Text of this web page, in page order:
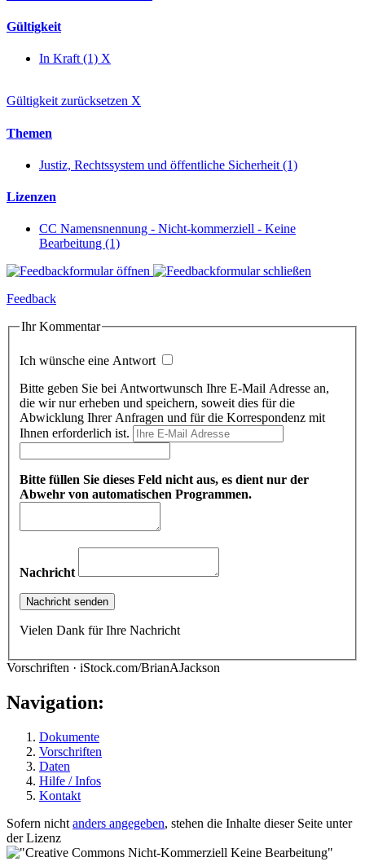
Gültigkeit
In Kraft (1) X
Gültigkeit zurücksetzen X
Themen
Justiz, Rechtssystem und öffentliche Sicherheit (1)
Lizenzen
CC Namensnennung - Nicht-kommerziell - Keine
Bearbeitung (1)
Feedback
Ihr Kommentar
Ich wünsche eine Antwort
Bitte geben Sie bei Antwortwunsch Ihre E-Mail Adresse an,
die wir nur erheben und speichern, soweit dies für die
Abwicklung Ihrer Anfragen und für die Korrespondenz mit
Ihnen erforderlich ist.
Bitte füllen Sie dieses Feld nicht aus, es dient nur der
Abwehr von automatischen Programmen.
Nachricht
Vielen Dank für Ihre Nachricht
Vorschriften · iStock.com/BrianAJackson
Navigation:
Dokumente
Vorschriften
Daten
Hilfe / Infos
Kontakt
Sofern nicht anders angegeben, stehen die Inhalte dieser Seite unter
der Lizenz